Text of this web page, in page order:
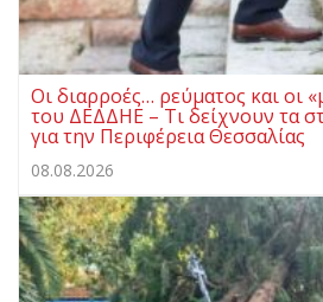
Οι διαρροές… ρεύματος και οι
του ΔΕΔΔΗΕ – Τι δείχνουν τα
για την Περιφέρεια Θεσσαλίας
08.08.2026